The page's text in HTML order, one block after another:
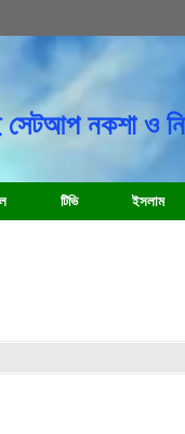
নকশা ও
টিভি ইসলাম